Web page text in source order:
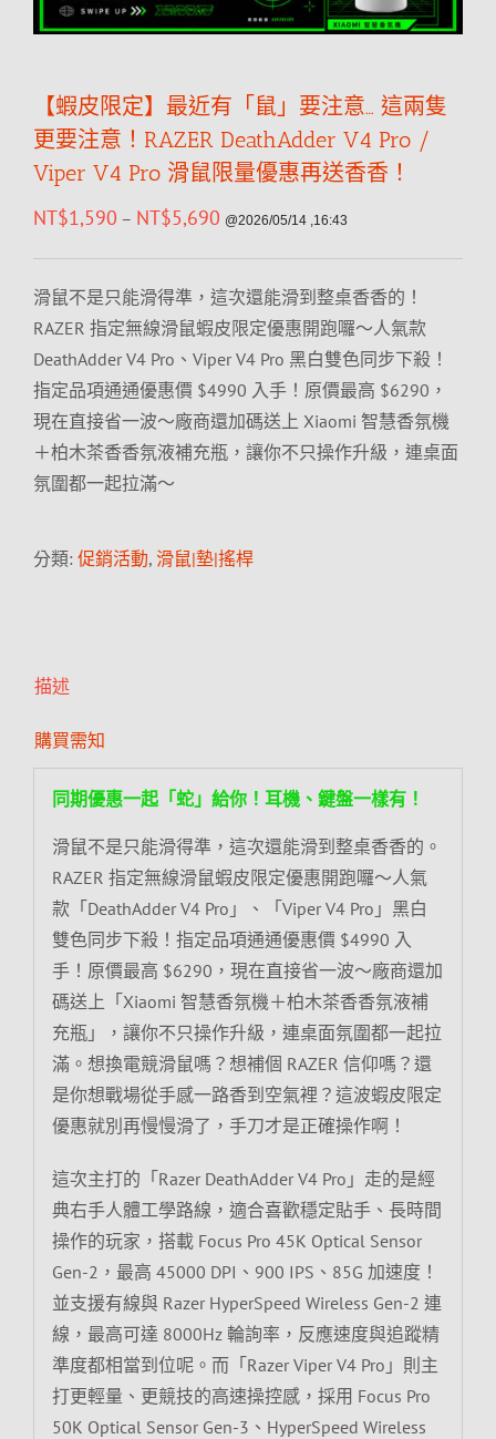
【蝦皮限定】最近有「鼠」要注意… 這兩隻
更要注意！RAZER DeathAdder V4 Pro /
Viper V4 Pro 滑鼠限量優惠再送香香！
NT$1,590 – NT$5,690 @2026/05/14 ,16:43
滑鼠不是只能滑得準，這次還能滑到整桌香香的！
RAZER 指定無線滑鼠蝦皮限定優惠開跑囉～人氣款
DeathAdder V4 Pro、Viper V4 Pro 黑白雙色同步下殺！
指定品項通通優惠價 $4990 入手！原價最高 $6290，
現在直接省一波～廠商還加碼送上 Xiaomi 智慧香氛機
＋柏木茶香香氛液補充瓶，讓你不只操作升級，連桌面
氛圍都一起拉滿～
分類: 促銷活動, 滑鼠|墊|搖桿
描述
購買需知
同期優惠一起「蛇」給你！耳機、鍵盤一樣有！
滑鼠不是只能滑得準，這次還能滑到整桌香香的。
RAZER 指定無線滑鼠蝦皮限定優惠開跑囉～人氣
款「DeathAdder V4 Pro」、「Viper V4 Pro」黑白
雙色同步下殺！指定品項通通優惠價 $4990 入
手！原價最高 $6290，現在直接省一波～廠商還加
碼送上「Xiaomi 智慧香氛機＋柏木茶香香氛液補
充瓶」，讓你不只操作升級，連桌面氛圍都一起拉
滿。想換電競滑鼠嗎？想補個 RAZER 信仰嗎？還
是你想戰場從手感一路香到空氣裡？這波蝦皮限定
優惠就別再慢慢滑了，手刀才是正確操作啊！
這次主打的「Razer DeathAdder V4 Pro」走的是經
典右手人體工學路線，適合喜歡穩定貼手、長時間
操作的玩家，搭載 Focus Pro 45K Optical Sensor
Gen-2，最高 45000 DPI、900 IPS、85G 加速度！
並支援有線與 Razer HyperSpeed Wireless Gen-2 連
線，最高可達 8000Hz 輪詢率，反應速度與追蹤精
準度都相當到位呢。而「Razer Viper V4 Pro」則主
打更輕量、更競技的高速操控感，採用 Focus Pro
50K Optical Sensor Gen-3、HyperSpeed Wireless